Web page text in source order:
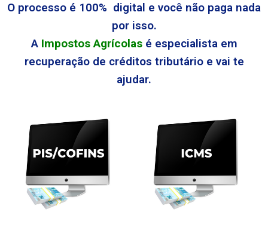
O processo é 100% digital e você não paga nada
por isso.
A Impostos Agrícolasé especialista em
recuperação de créditos tributário e vai te
ajudar.